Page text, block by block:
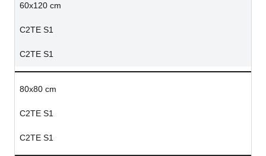
60x120 cm
C2TE S1
C2TE S1
80x80 cm
C2TE S1
C2TE S1